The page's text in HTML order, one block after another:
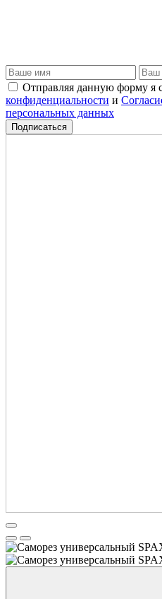
Отправляя данную форму я
конфиденциальности и
персональных данных
Подписаться